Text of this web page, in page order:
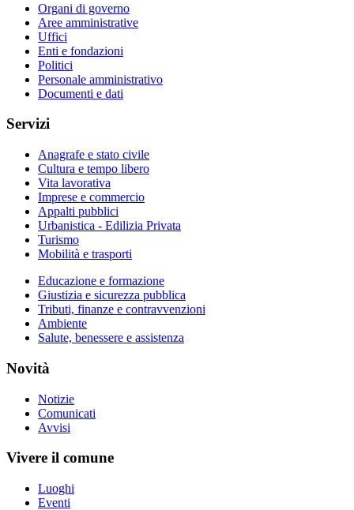
Organi di governo
Aree amministrative
Uffici
Enti e fondazioni
Politici
Personale amministrativo
Documenti e dati
Servizi
Anagrafe e stato civile
Cultura e tempo libero
Vita lavorativa
Imprese e commercio
Appalti pubblici
Urbanistica - Edilizia Privata
Turismo
Mobilità e trasporti
Educazione e formazione
Giustizia e sicurezza pubblica
Tributi, finanze e contravvenzioni
Ambiente
Salute, benessere e assistenza
Novità
Notizie
Comunicati
Avvisi
Vivere il comune
Luoghi
Eventi